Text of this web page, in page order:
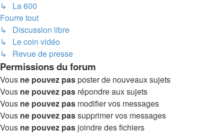
↳ La 600
Fourre tout
↳ Discussion libre
↳ Le coin vidéo
↳ Revue de presse
Permissions du forum
Vous ne pouvez pasposter de nouveaux sujets
Vous ne pouvez pas répondre aux sujets
Vous ne pouvez pas modifier vos messages
Vous ne pouvez passupprimer vos messages
Vous ne pouvez pas joindre des fichiers